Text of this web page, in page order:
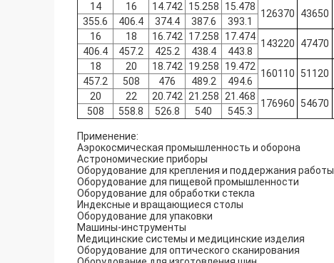
14
16 14.742 15.258 15.478
126370 43650
355.6 406.4 374.4 387.6
393.1
16
18 16.742 17.258 17.474
143220 47470
406.4 457.2 425.2 438.4
443.8
18
20 18.742 19.258 19.472
160110 51120
457.2 508 476 489.2
494.6
20
22 20.742 21.258 21.468
176960 54670
508 558.8 526.8 540 545.3
Применение:
Аэрокосмическая промышленность и оборона
Астрономические приборы
Оборудование для крепления и поддержания работы
Оборудование для пищевой промышленности
Оборудование для обработки стекла
Индексные и вращающиеся столы
Оборудование для упаковки
Машины-инструменты
Медицинские системы и медицинские изделия
Оборудование для оптического сканирования